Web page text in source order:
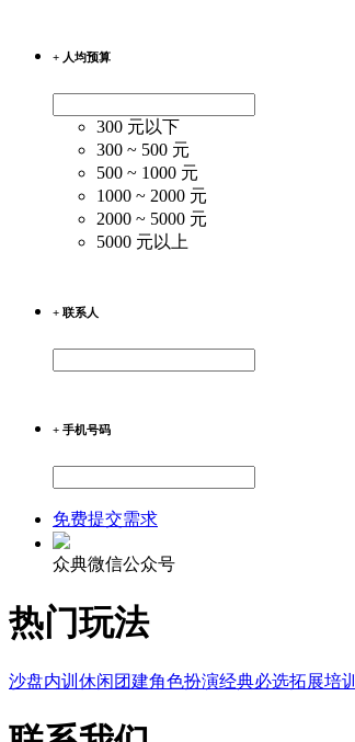
+ 人均预算
300 元以下
300 ~ 500 元
500 ~ 1000 元
1000 ~ 2000 元
2000 ~ 5000 元
5000 元以上
+ 联系人
+ 手机号码
免费提交需求
众典微信公众号
热门玩法
沙盘内训 休闲团建角色扮演经典必选拓展培训